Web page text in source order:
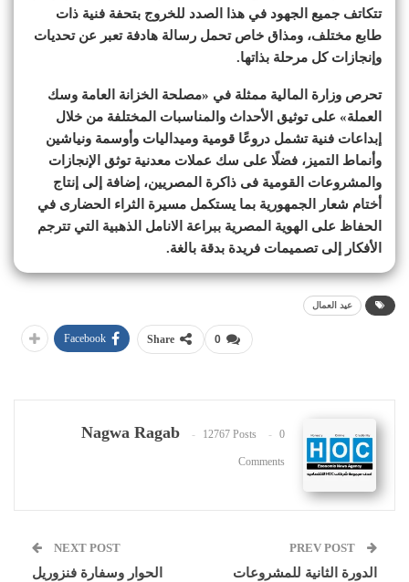
تتكاتف جميع الجهود في هذا الصدد للخروج بتحفة فنية ذات
طابع مختلف، ومذاق خاص تحمل رسالة هادفة تعبر عن تحديات
وإنجازات كل مرحلة بذاتها.
تحرص وزارة المالية ممثلة في «مصلحة الخزانة العامة وسك
العملة» على توثيق الأحداث والمناسبات المختلفة من خلال
إبداعات فنية تشمل دروعًا قومية وميداليات وأوسمة ونياشين
وأنماط التميز، فضلًا على سك عملات معدنية توثق الإنجازات
والمشروعات القومية فى ذاكرة المصريين، إضافة إلى إنتاج
أختام شعار الجمهورية بما يستكمل مسيرة الثراء الحضارى في
الحفاظ على الهوية المصرية ببراعة الانامل الذهبية التي تترجم
الأفكار إلى تصميمات فريدة بدقة بالغة.
عيد العمال
0
Share
Facebook
Nagwa Ragab 12767 Posts 0
Comments
الدورة الثانية للمشروعات
NEXT POST
الحوار وسفارة فنزوريل